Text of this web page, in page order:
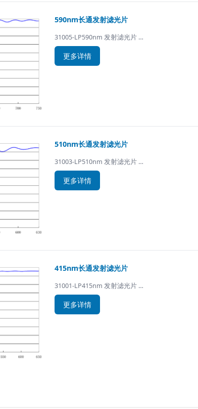
590nm长通发射滤光片
31005-LP590nm 发射滤光片 …
更多详情
510nm长通发射滤光片
31003-LP510nm 发射滤光片 …
更多详情
415nm长通发射滤光片
31001-LP415nm 发射滤光片 …
更多详情